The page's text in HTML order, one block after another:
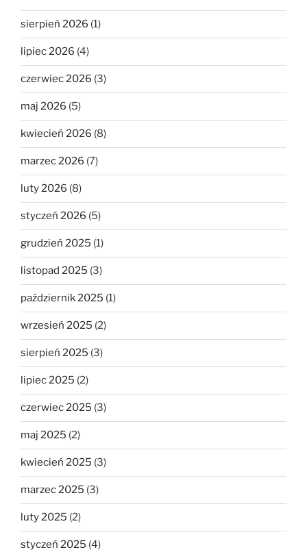
sierpień 2026 (1)
lipiec 2026 (4)
czerwiec 2026 (3)
maj 2026 (5)
kwiecień 2026 (8)
marzec 2026 (7)
luty 2026 (8)
styczeń 2026 (5)
grudzień 2025 (1)
listopad 2025 (3)
październik 2025 (1)
wrzesień 2025 (2)
sierpień 2025 (3)
lipiec 2025 (2)
czerwiec 2025 (3)
maj 2025 (2)
kwiecień 2025 (3)
marzec 2025 (3)
luty 2025 (2)
styczeń 2025 (4)